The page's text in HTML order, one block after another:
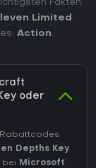
Fakten.
Limited .
Action.
oder
Depths Key
bei Microsoft